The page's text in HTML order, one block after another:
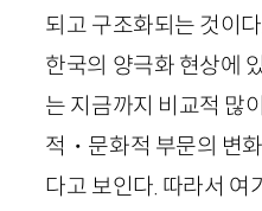
되고 구조화되는 것이
한국의 양극화 현상에
는 지금까지 비교적 많
적・문화적 부문의 변
다고 보인다. 따라서 여